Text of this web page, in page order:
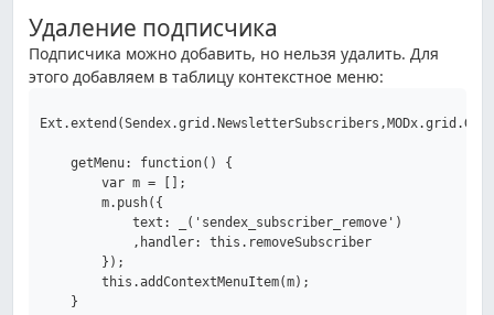
Удаление подписчика
Подписчика можно добавить, но нельзя удалить. Для
этого добавляем в таблицу контекстное меню:
    getMenu: function() {
        var m = [];
        m.push({
            text: _('sendex_subscriber_remove')
            ,handler: this.removeSubscriber
        });
        this.addContextMenuItem(m);
    }